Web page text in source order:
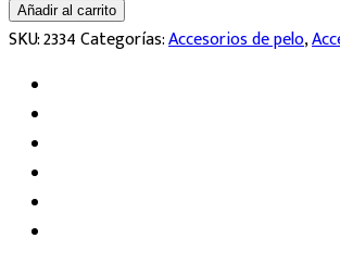
Añadir al carrito
SKU:2334Categorías:Accesorios de pelo,